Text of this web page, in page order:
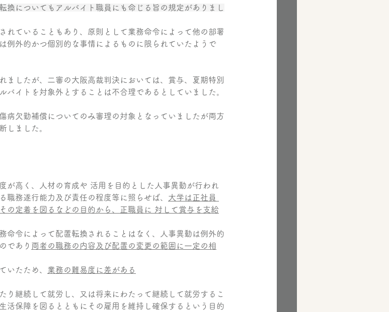
換についてもアルバイト職員にも命じる旨の規定がありまし
れていることもあり、原則として業務命令によって他の部署
例外的かつ個別的な事情によるものに限られていたようで
ましたが、二審の大阪高裁判決においては、賞与、夏期特別
バイトを対象外とすることは不合理であるとしていました。
病欠勤補償についてのみ審理の対象となっていましたが両方
しました。
高く、人材の育成や 活用を目的とした人事異動が行われ
職務遂行能力及び責任の程度等に照らせば、 大学は正社員
の定着を図るなどの目的から、正職員に 対して賞与を支給
令によって配置転換されることはなく、人事異動は例外的
であり 両者の職務の内容及び配置の変更の範囲に一定の相
いたため、 業務の難易度に差がある
継続して就労し、又は将来にわたって継続して就労するこ
活保障を図るとともにその雇用を維持し確保するという目的